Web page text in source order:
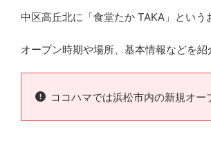
中区高丘北に「食堂たか TAKA」という
オープン時期や場所、基本情報などを紹
ココハマでは浜松市内の新規オ